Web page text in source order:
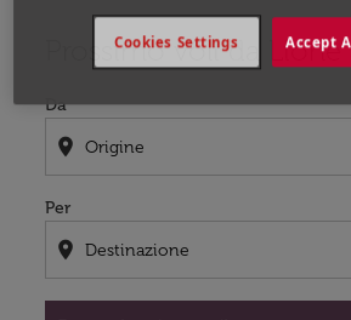
Prossimo voli da Lione
Da
location_on
Per
location_on
Prova ad aggiornare il tuoAccept
Cookies Settings